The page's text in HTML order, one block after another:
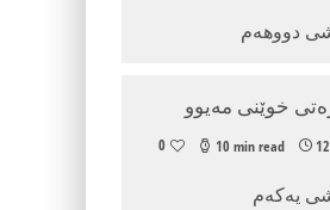
دووهه‌م
خوێنی مه‌یوو
10 min read
0
یه‌كه‌م